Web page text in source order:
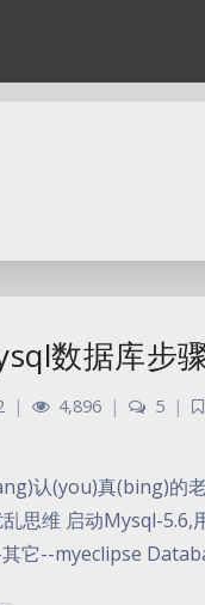
数据库步
| 4,896 | 5 |
认(you)真(bing)的
思维 启动Mysql-
它--myeclipse